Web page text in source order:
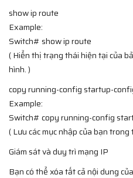
show ip route
Example:
Switch# show ip route
( Hiển thị trạng thái hiện tại của
hình. )
copy running-config startup-
Example:
Switch# copy running-config
( Lưu các mục nhập của bạn trong
Giám sát và duy trì mạng IP
Bạn có thể xóa tất cả nội dung